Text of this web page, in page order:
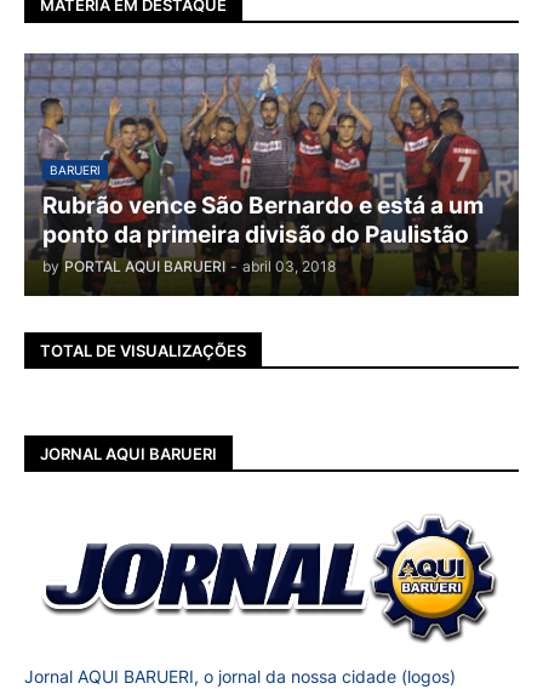
MATÉRIA EM DESTAQUE
BARUERI
Rubrão vence São Bernardo e está a um
ponto da primeira divisão do Paulistão
by PORTAL AQUI BARUERI - abril 03, 2018
TOTAL DE VISUALIZAÇÕES
JORNAL AQUI BARUERI
Jornal AQUI BARUERI, o jornal da nossa cidade (logos)